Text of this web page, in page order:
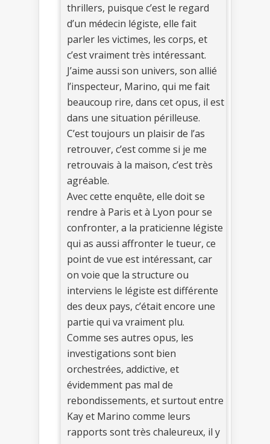
thrillers, puisque c’est le regard
d’un médecin légiste, elle fait
parler les victimes, les corps, et
c’est vraiment très intéressant.
J’aime aussi son univers, son allié
l’inspecteur, Marino, qui me fait
beaucoup rire, dans cet opus, il est
dans une situation périlleuse.
C’est toujours un plaisir de l’as
retrouver, c’est comme si je me
retrouvais à la maison, c’est très
agréable.
Avec cette enquête, elle doit se
rendre à Paris et à Lyon pour se
confronter, a la praticienne légiste
qui as aussi affronter le tueur, ce
point de vue est intéressant, car
on voie que la structure ou
interviens le légiste est différente
des deux pays, c’était encore une
partie qui va vraiment plu.
Comme ses autres opus, les
investigations sont bien
orchestrées, addictive, et
évidemment pas mal de
rebondissements, et surtout entre
Kay et Marino comme leurs
rapports sont très chaleureux, il y